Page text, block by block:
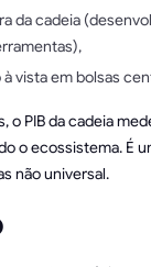
da cadeia
vista em bolsas
o PIB da cadeia
o ecossistema. É
não universal.